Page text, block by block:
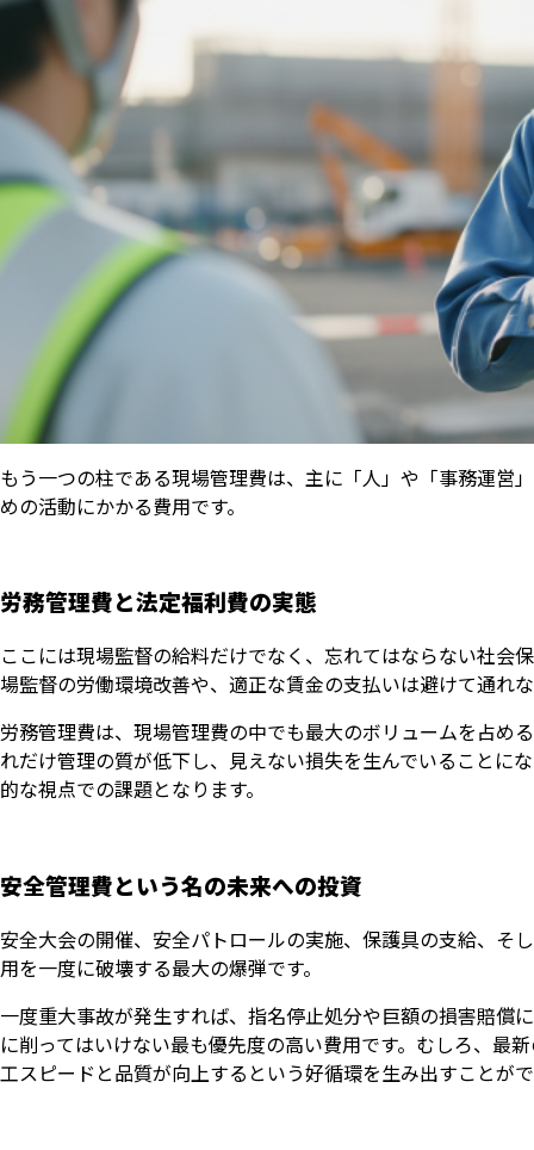
もう一つの柱である現場管理費は、主に「人」や「事務運営
めの活動にかかる費用です。
労務管理費と法定福利費の実態
ここには現場監督の給料だけでなく、忘れてはならない社会
場監督の労働環境改善や、適正な賃金の支払いは避けて通れ
労務管理費は、現場管理費の中でも最大のボリュームを占め
れだけ管理の質が低下し、見えない損失を生んでいることに
的な視点での課題となります。
安全管理費という名の未来への投資
安全大会の開催、安全パトロールの実施、保護具の支給、そ
用を一度に破壊する最大の爆弾です。
一度重大事故が発生すれば、指名停止処分や巨額の損害賠償
に削ってはいけない最も優先度の高い費用です。むしろ、最
工スピードと品質が向上するという好循環を生み出すことが